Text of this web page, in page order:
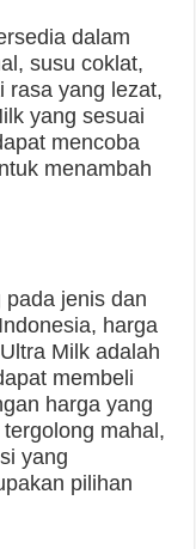
dalam
susu coklat,
rasa yang lezat,
yang sesuai
mencoba
menambah
jenis dan
harga
Milk adalah
membeli
harga yang
mahal,
yang
pilihan